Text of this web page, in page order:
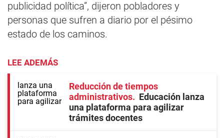
publicidad política”, dijeron pobladores y
personas que sufren a diario por el pésimo
estado de los caminos.
LEE ADEMÁS
Reducción de tiempos
administrativos
Educación lanza
una plataforma para agilizar
trámites docentes